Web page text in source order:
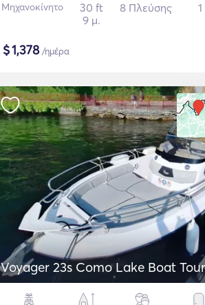
Μηχανοκίνητο
30 ft
9 μ.
8 Πλεύσης 1
$1,378/ημέρα
Voyager 23s Como Lake Boat Tour